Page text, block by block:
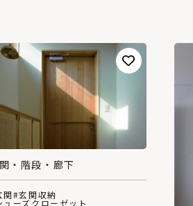
・階段・廊下
関#玄関収納
ューズクローゼット